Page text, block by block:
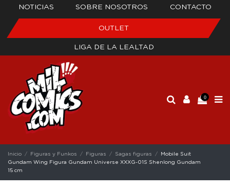
NOTICIAS SOBRE NOSOTROS CONTACTO
OUTLET
LIGA DE LA LEALTAD
0
Inicio Figuras y Funkos Figuras Sagas figuras
Mobile Suit
Gundam Wing Figura Gundam Universe XXXG-01S Shenlong Gundam
15 cm